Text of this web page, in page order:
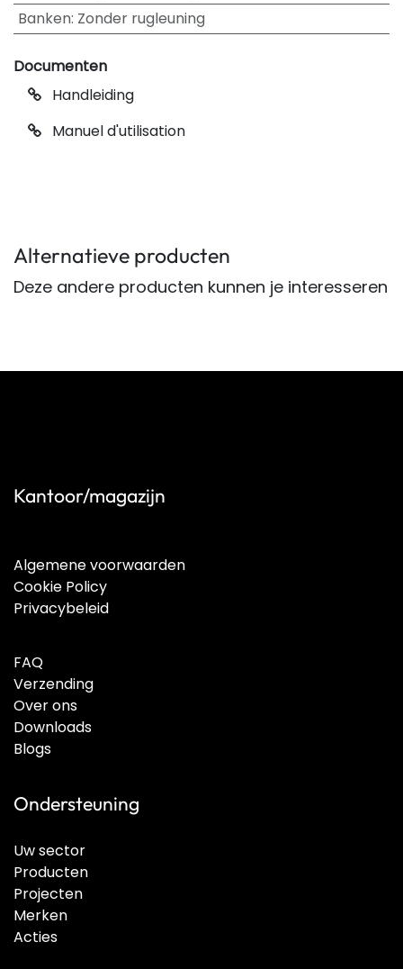
Banken: Zonder rugleuning
Documenten
Handleiding
Manuel d'utilisation
Alternatieve producten
Deze andere producten kunnen je interesseren
Kantoor/magazijn
Algemene voorwaarden
Cookie Policy
Privacybeleid
FAQ
Verzending
Over ons
Downloads
Blogs
Ondersteuning
Uw sector
Producten
Projecten
Merken
Acties